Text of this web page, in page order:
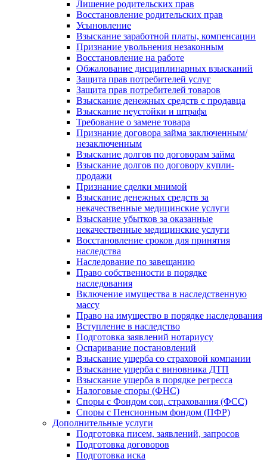
Лишение родительских прав
Восстановление родительских прав
Усыновление
Взыскание заработной платы, компенсации
Признание увольнения незаконным
Восстановление на работе
Обжалование дисциплинарных взысканий
Защита прав потребителей услуг
Защита прав потребителей товаров
Взыскание денежных средств с продавца
Взыскание неустойки и штрафа
Требование о замене товара
Признание договора займа заключенным/
незаключенным
Взыскание долгов по договорам займа
Взыскание долгов по договору купли-
продажи
Признание сделки мнимой
Взыскание денежных средств за
некачественные медицинские услуги
Взыскание убытков за оказанные
некачественные медицинские услуги
Восстановление сроков для принятия
наследства
Наследование по завещанию
Право собственности в порядке
наследования
Включение имущества в наследственную
массу
Право на имущество в порядке наследования
Вступление в наследство
Подготовка заявлений нотариусу
Оспаривание постановлений
Взыскание ущерба со страховой компании
Взыскание ущерба с виновника ДТП
Взыскание ущерба в порядке регресса
Налоговые споры (ФНС)
Споры с Фондом соц. страхования (ФСС)
Споры с Пенсионным фондом (ПФР)
Дополнительные услуги
Подготовка писем, заявлений, запросов
Подготовка договоров
Подготовка иска